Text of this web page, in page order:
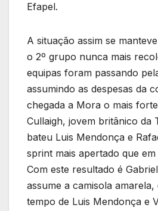
Efapel.
A situação assim se
o 2º grupo nunca mais
equipas foram passando
assumindo as despesas da
chegada a Mora o mais
Cullaigh, jovem britânico da
bateu Luis Mendonça e
sprint mais apertado que
Com este resultado é
assume a camisola
tempo de Luis Mendonça e